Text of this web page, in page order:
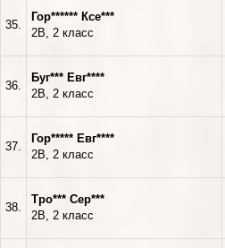
35.
Гор****** Ксе***
2В, 2 класс
36.
Буг*** Евг****
2В, 2 класс
37.
Гор***** Евг****
2В, 2 класс
38.
Тро*** Сер***
2В, 2 класс